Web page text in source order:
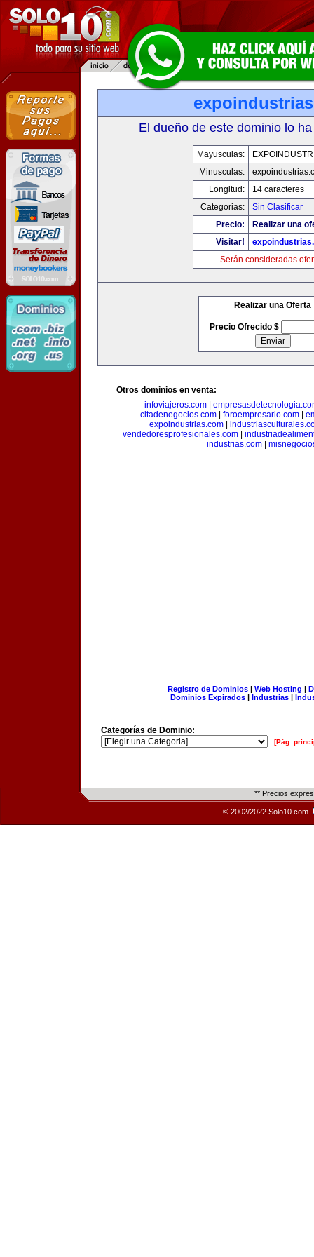
El dueño de este dominio lo
Mayusculas:
Minusculas:
Longitud:
14 caracteres
Categorias:
Sin Clasificar
Precio:
Realizar una
Visitar!
Serán consideradas
Realizar una Oferta
Precio Ofrecido $
Otros dominios en venta:
infoviajeros.com
citadenegocios.com
foroempresario.com
expoindustrias.com
vendedoresprofesionales.com|
industrias.com|
Registro de Dominios| Web Hosting |
Dominios Expirados | Industrias |
Categorías de Dominio:
[Pág.
** Precios
© 2002/2022 Solo10.com